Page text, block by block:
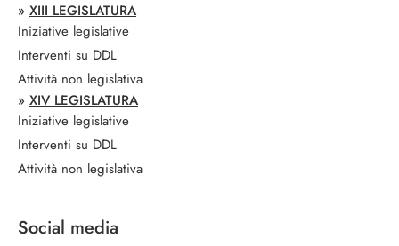
» XIII LEGISLATURA
Iniziative legislative
Interventi su DDL
Attività non legislativa
» XIV LEGISLATURA
Iniziative legislative
Interventi su DDL
Attività non legislativa
Social media